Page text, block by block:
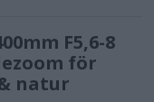
F5,6-8
för
natur